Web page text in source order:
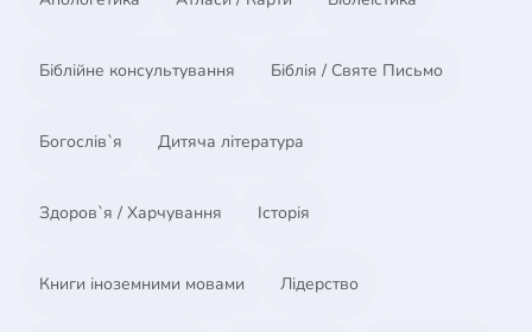
«Карманный словарь теологических терминов» –
ссылки, помогающие при его использовании.
Біблійне консультування Біблія / Святе Письмо
Богослів`я Дитяча література
Здоров`я / Харчування Історія
Книги іноземними мовами Лідерство